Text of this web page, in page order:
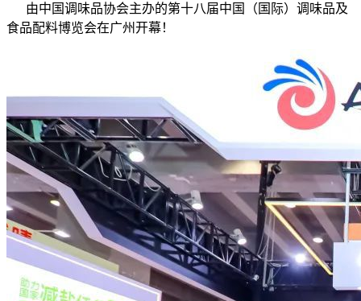
由中国调味品协会主办的第十八届中国（国际）调味品及
食品配料博览会在广州开幕！